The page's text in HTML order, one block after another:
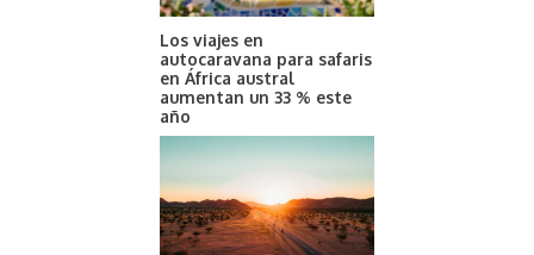
Los viajes en
autocaravana para safaris
en África austral
aumentan un 33 % este
año